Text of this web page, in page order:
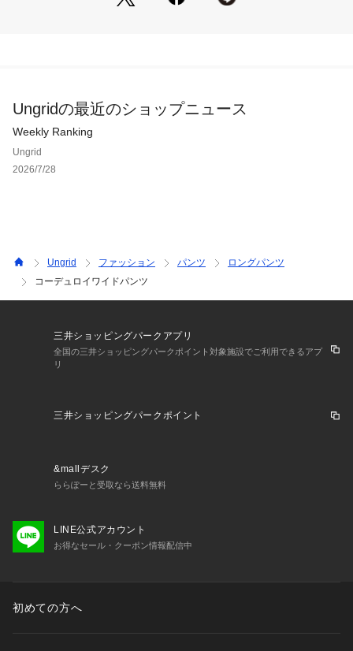
コンパクトなトップス合わせがバランス良くおすすめです。
光沢感：なし
生地の厚さ：普通
※商品画像はサンプルのため、色味やサイズ、素材の混率等の
■商品のお気に入り登録
Ungridの最近のショップニュース
Weekly Ranking
Ungrid
2026/7/28
Ungrid ファッション パンツ
ロングパンツ
コーデュロイワイドパンツ
三井ショッピングパークアプリ
全国の三井ショッピングパークポイント対象施設でご利用できるアプ
リ
三井ショッピングパークポイント
&mallデスク
ららぽーと受取なら送料無料
LINE公式アカウント
お得なセール・クーポン情報配信中
初めての方へ